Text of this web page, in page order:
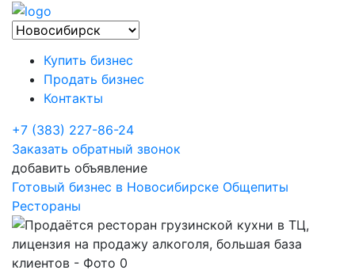
Купить бизнес
Продать бизнес
Контакты
+7 (383) 227-86-24
Заказать обратный звонок
добавить объявление
Готовый бизнес в Новосибирске Общепиты
Рестораны